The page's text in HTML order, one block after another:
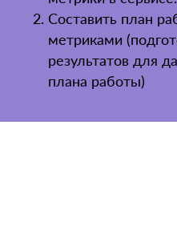
Составить план
метриками
результатов для
плана работы)